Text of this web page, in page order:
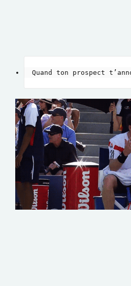
Quand ton prospect